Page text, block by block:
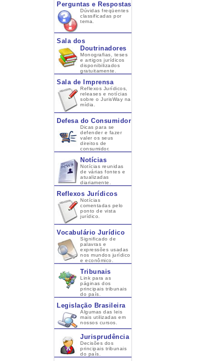
Perguntas e Respostas
Dúvidas freqüentes
classificadas por
tema.
Sala dos
Doutrinadores
Monografias, teses
e artigos jurídicos
disponibilizados
gratuitamente.
Sala de Imprensa
Reflexos Jurídicos,
releases e notícias
sobre o JurisWay na
mídia.
Defesa do Consumidor
Dicas para se
defender e fazer
valer os seus
direitos de
consumidor.
Notícias
Notícias reunidas
de várias fontes e
atualizadas
diariamente.
Reflexos Jurídicos
Notícias
comentadas pelo
ponto de vista
jurídico.
Vocabulário Jurídico
Significado de
palavras e
expressões usadas
nos mundos jurídico
e econômico.
Tribunais
Link para as
páginas dos
principais tribunais
do país.
Legislação Brasileira
Algumas das leis
mais utilizadas em
nossos cursos.
Jurisprudência
Decisões dos
principais tribunais
do país.